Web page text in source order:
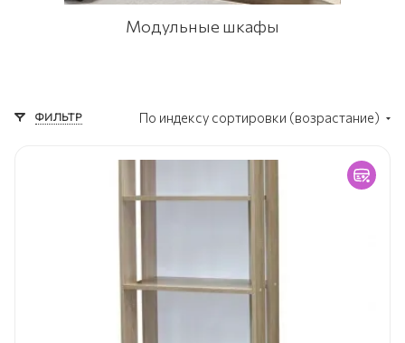
Модульные шкафы
ФИЛЬТР По индексу сортировки (возрастание)